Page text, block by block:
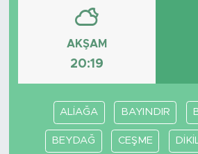
AKŞAM
20:19
ALİAĞA BAYINDIR
BEYDAĞ CEŞME